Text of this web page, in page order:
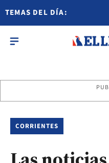
TEMAS DEL DÍA:
CORRIENTES